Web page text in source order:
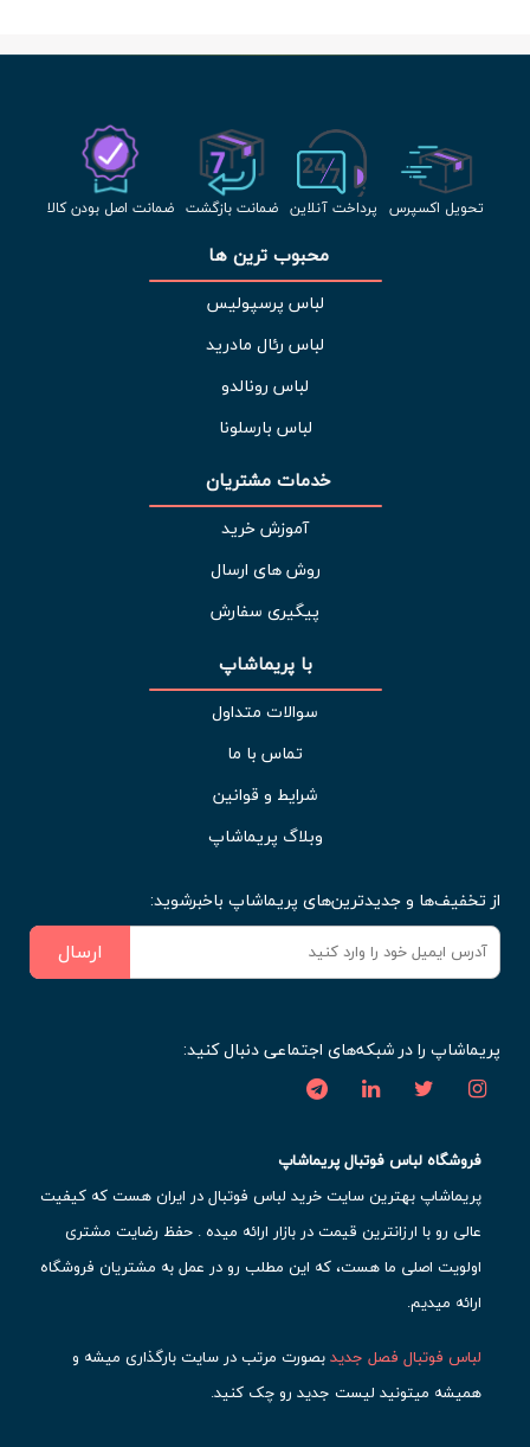
تحویل اکسپرس پرداخت آنلاین ضمانت بازگشت ضمانت اصل بودن کالا
محبوب ترین ها
لباس پرسپولیس
لباس رئال مادرید
لباس رونالدو
لباس بارسلونا
خدمات مشتریان
آموزش خرید
روش های ارسال
پیگیری سفارش
با پریماشاپ
سوالات متداول
تماس با ما
شرایط و قوانین
وبلاگ پریماشاپ
از تخفیف‌ها و جدیدترین‌های پریماشاپ باخبرشوید:
ارسال
پریماشاپ را در شبکه‌های اجتماعی دنبال کنید:
فروشگاه لباس فوتبال پریماشاپ
پریماشاپ بهترین سایت خرید لباس فوتبال در ایران هست که کیفیت
عالی رو با ارزانترین قیمت در بازار ارائه میده . حفظ رضایت مشتری
اولویت اصلی ما هست، که این مطلب رو در عمل به مشتریان فروشگاه
ارائه میدیم.
لباس فوتبال فصل جدیدبصورت مرتب در سایت بارگذاری میشه و
همیشه میتونید لیست جدید رو چک کنید.